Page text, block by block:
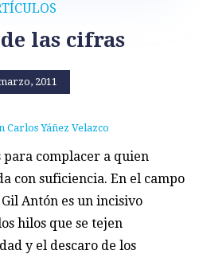
las cifras
2011
Carlos Yáñez Velazco
complacer a quien
con suficiencia. En el campo
Antón es un incisivo
hilos que se tejen
y el descaro de los